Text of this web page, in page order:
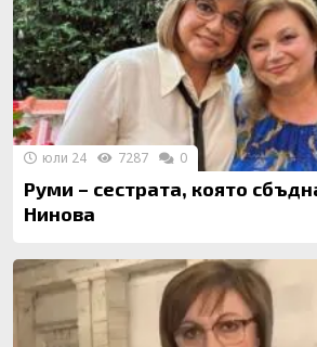
Руми – сестрата, която
Нинова
юли 24 7287 0